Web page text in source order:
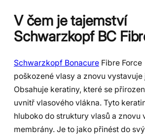
V čem je tajemství
Schwarzkopf BC
Schwarzkopf Bonacure Fibre
poškozené vlasy a znovu
Obsahuje keratiny, které se
uvnitř vlasového vlákna. Tyto
hluboko do struktury vlasů a znovu
membrány. Je to jako přinést do